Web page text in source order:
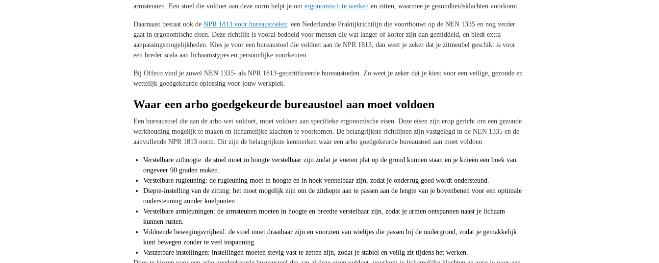
armsteunen. Een stoel die voldoet aan deze norm helpt je om ergonomisch te werken en zitten, waarmee je gezondheidsklachten voorkomt.
Daarnaast bestaat ook de NPR 1813 voor bureaustoelen: een Nederlandse Praktijkrichtlijn die voortbouwt op de NEN 1335 en nog verder
gaat in ergonomische eisen. Deze richtlijn is vooral bedoeld voor mensen die wat langer of korter zijn dan gemiddeld, en biedt extra
aanpassingsmogelijkheden. Kies je voor een bureaustoel die voldoet aan de NPR 1813, dan weet je zeker dat je zitmeubel geschikt is voor
een breder scala aan lichaamstypes en persoonlijke voorkeuren.
Bij Offeco vind je zowel NEN 1335- als NPR 1813-gecertificeerde bureaustoelen. Zo weet je zeker dat je kiest voor een veilige, gezonde en
wettelijk goedgekeurde oplossing voor jouw werkplek.
Waar een arbo goedgekeurde bureaustoel aan moet voldoen
Een bureaustoel die aan de arbo wet voldoet, moet voldoen aan specifieke ergonomische eisen. Deze eisen zijn erop gericht om een gezonde
werkhouding mogelijk te maken en lichamelijke klachten te voorkomen. De belangrijkste richtlijnen zijn vastgelegd in de NEN 1335 en de
aanvullende NPR 1813 norm. Dit zijn de belangrijkste kenmerken waar een arbo goedgekeurde bureaustoel aan moet voldoen:
Verstelbare zithoogte: de stoel moet in hoogte verstelbaar zijn zodat je voeten plat op de grond kunnen staan en je knieën een hoek van
ongeveer 90 graden maken.
Verstelbare rugleuning: de rugleuning moet in hoogte én in hoek verstelbaar zijn, zodat je onderrug goed wordt ondersteund.
Diepte-instelling van de zitting: het moet mogelijk zijn om de zitdiepte aan te passen aan de lengte van je bovenbenen voor een optimale
ondersteuning zonder knelpunten.
Verstelbare armleuningen: de armsteunen moeten in hoogte en breedte verstelbaar zijn, zodat je armen ontspannen naast je lichaam
kunnen rusten.
Voldoende bewegingsvrijheid: de stoel moet draaibaar zijn en voorzien van wieltjes die passen bij de ondergrond, zodat je gemakkelijk
kunt bewegen zonder te veel inspanning.
Vastzetbare instellingen: instellingen moeten stevig vast te zetten zijn, zodat je stabiel en veilig zit tijdens het werken.